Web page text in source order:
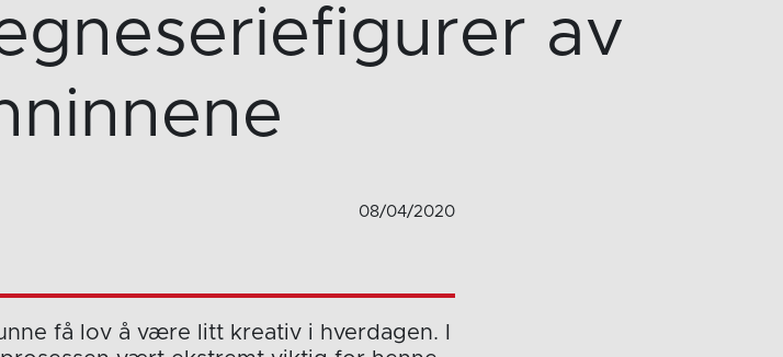
av
08/04/2020
få lov å være litt kreativ i hverdagen. I